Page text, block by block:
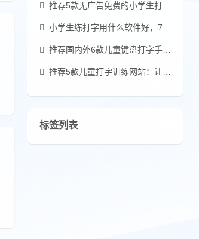
推荐5款无广告免费的小学生打字练习软件
小学生练打字用什么软件好，7款儿童打字软件推荐
推荐国内外6款儿童键盘打字手法软件：零基础入门
推荐5款儿童打字训练网站：让孩子轻松掌握键盘技能
标签列表